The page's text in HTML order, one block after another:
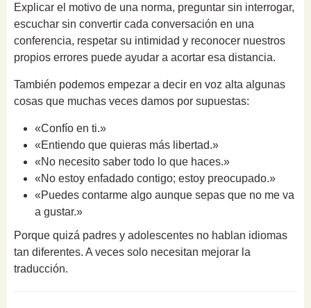
Explicar el motivo de una norma, preguntar sin interrogar,
escuchar sin convertir cada conversación en una
conferencia, respetar su intimidad y reconocer nuestros
propios errores puede ayudar a acortar esa distancia.
También podemos empezar a decir en voz alta algunas
cosas que muchas veces damos por supuestas:
«Confío en ti.»
«Entiendo que quieras más libertad.»
«No necesito saber todo lo que haces.»
«No estoy enfadado contigo; estoy preocupado.»
«Puedes contarme algo aunque sepas que no me va
a gustar.»
Porque quizá padres y adolescentes no hablan idiomas
tan diferentes. A veces solo necesitan mejorar la
traducción.